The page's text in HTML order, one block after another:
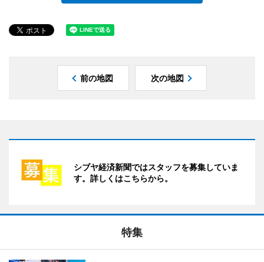
前の地図 次の地図
シブヤ経済新聞ではスタッフを募集していま
す。詳しくはこちらから。
特集